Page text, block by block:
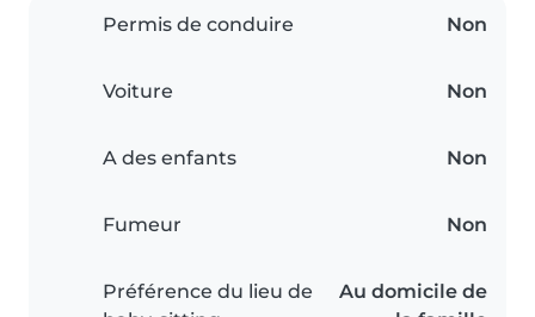
Permis de conduire Non
Voiture Non
A des enfants Non
Fumeur Non
Préférence du lieu de
Au domicile de